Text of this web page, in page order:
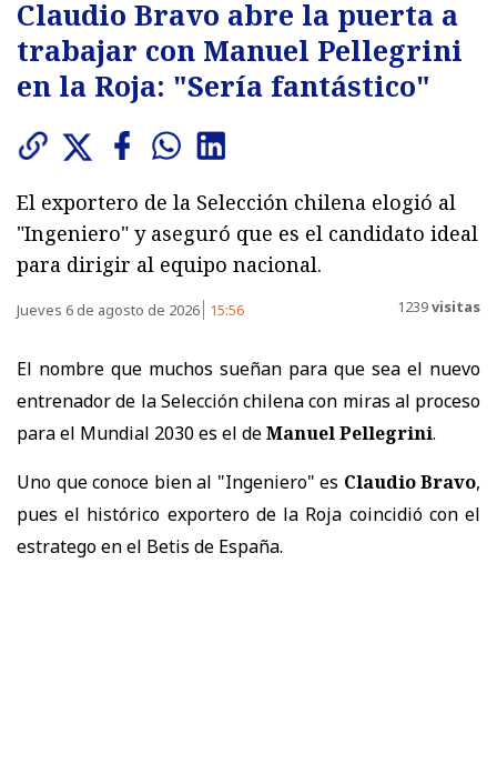
Claudio Bravo abre la puerta a
trabajar con Manuel Pellegrini
en la Roja: "Sería fantástico"
El exportero de la Selección chilena elogió al
"Ingeniero" y aseguró que es el candidato ideal
para dirigir al equipo nacional.
Jueves 6 de agosto de 2026 15:56 1239visitas
El nombre que muchos sueñan para que sea el nuevo
entrenador de la Selección chilena con miras al proceso
para el Mundial 2030 es el deManuel Pellegrini.
Uno que conoce bien al "Ingeniero" es Claudio Bravo,
pues el histórico exportero de la Roja coincidió con el
estratego en el Betis de España.